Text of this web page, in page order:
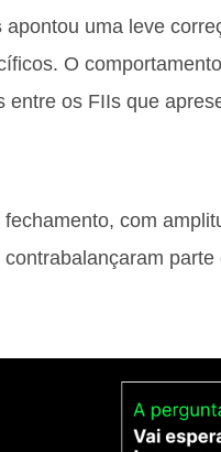
apontou uma leve
O
entre os FIIs que
com